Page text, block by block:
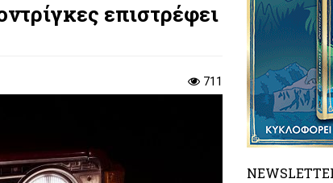
επιστρέφει
711